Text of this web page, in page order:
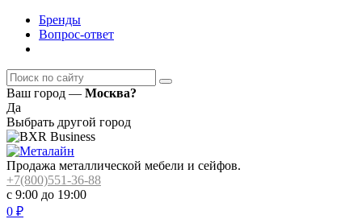
Бренды
Вопрос-ответ
Ваш город — Москва?
Да
Выбрать другой город
Продажа металлической мебели и сейфов.
+7(800)551-36-88
с 9:00 до 19:00
0 ₽